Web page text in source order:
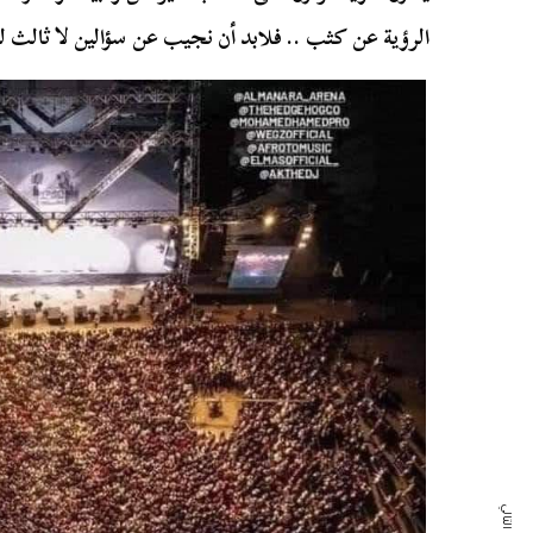
الرؤية عن كثب .. فلابد أن نجيب عن سؤالين لا ثالث